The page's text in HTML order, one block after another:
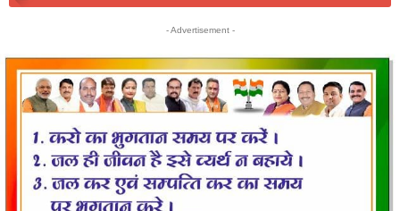
- Advertisement -